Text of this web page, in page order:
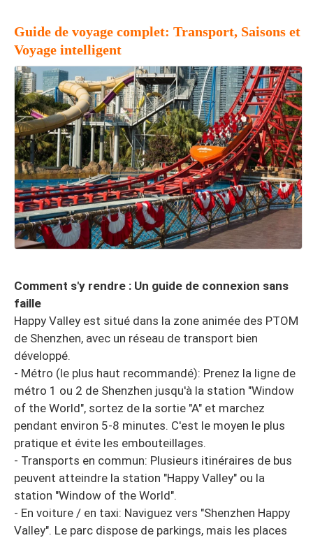
Guide de voyage complet: Transport, Saisons et
Voyage intelligent
Comment s'y rendre : Un guide de connexion sans
faille
Happy Valley est situé dans la zone animée des PTOM
de Shenzhen, avec un réseau de transport bien
développé.
- Métro (le plus haut recommandé): Prenez la ligne de
métro 1 ou 2 de Shenzhen jusqu'à la station "Window
of the World", sortez de la sortie "A" et marchez
pendant environ 5-8 minutes. C'est le moyen le plus
pratique et évite les embouteillages.
- Transports en commun: Plusieurs itinéraires de bus
peuvent atteindre la station "Happy Valley" ou la
station "Window of the World".
- En voiture / en taxi: Naviguez vers "Shenzhen Happy
Valley". Le parc dispose de parkings, mais les places